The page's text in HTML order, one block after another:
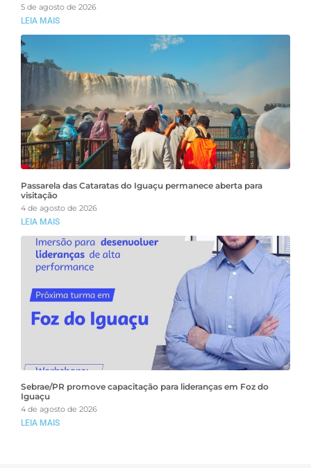
5 de agosto de 2026
LEIA MAIS
Passarela das Cataratas do Iguaçu permanece aberta para
visitação
4 de agosto de 2026
LEIA MAIS
Sebrae/PR promove capacitação para lideranças em Foz do
Iguaçu
4 de agosto de 2026
LEIA MAIS